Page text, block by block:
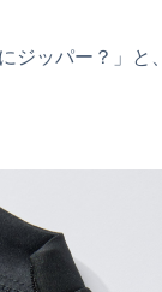
ジッパー？」と